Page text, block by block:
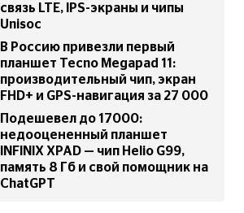
связь LTE, IPS-экраны и чипы
Unisoc
В Россию привезли первый
планшет Tecno Megapad 11:
производительный чип, экран
FHD+ и GPS-навигация за 27 000
Подешевел до 17000:
недооцененный планшет
INFINIX XPAD — чип Helio G99,
память 8 Гб и свой помощник на
ChatGPT